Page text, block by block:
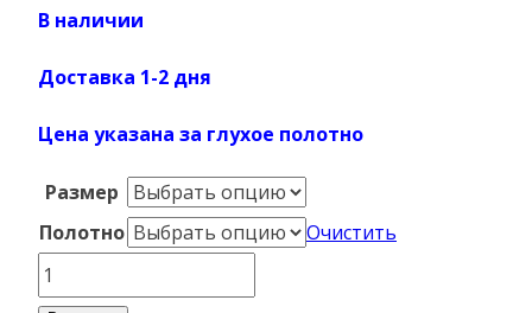
В наличии
Доставка 1-2 дня
Цена указана за глухое полотно
Размер
Полотно
Очистить
Количество